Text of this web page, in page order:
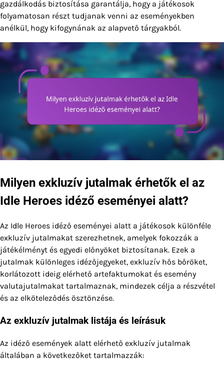
gazdálkodás biztosítása garantálja, hogy a játékosok
folyamatosan részt tudjanak venni az eseményekben
anélkül, hogy kifogynának az alapvető tárgyakból.
Milyen exkluzív jutalmak érhetők el az
Idle Heroes idéző eseményei alatt?
Az Idle Heroes idéző eseményei alatt a játékosok különféle
exkluzív jutalmakat szerezhetnek, amelyek fokozzák a
játékélményt és egyedi előnyöket biztosítanak. Ezek a
jutalmak különleges idézőjegyeket, exkluzív hős bőröket,
korlátozott ideig elérhető artefaktumokat és esemény
valutajutalmakat tartalmaznak, mindezek célja a részvétel
és az elköteleződés ösztönzése.
Az exkluzív jutalmak listája és leírásuk
Az idéző események alatt elérhető exkluzív jutalmak
általában a következőket tartalmazzák: